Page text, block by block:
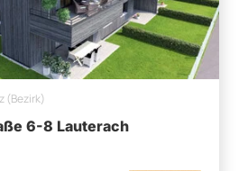
6-8 Lauterach
vereinbaren